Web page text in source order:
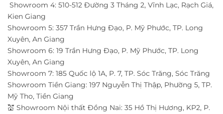
Showroom 4: 510-512 Đường 3 Tháng 2, Vĩnh Lạc, Rạch Giá,
Kien Giang
Showroom 5: 357 Trần Hưng Đạo, P. Mỹ Phước, TP. Long
Xuyên, An Giang
Showroom 6: 19 Trần Hưng Đạo, P. Mỹ Phước, TP. Long
Xuyên, An Giang
Showroom 7: 185 Quốc lộ 1A, P. 7, TP. Sóc Trăng, Sóc Trăng
Showroom Tiền Giang: 197 Nguyễn Thị Thập, Phường 5, TP.
Mỹ Tho, Tiền Giang
💒 Showroom Nội thất Đồng Nai: 35 Hồ Thị Hương, KP2, P.